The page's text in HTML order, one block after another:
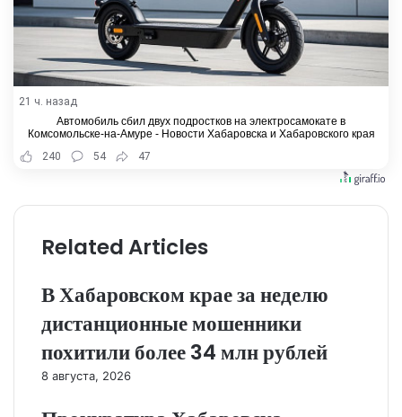
21 ч. назад
Автомобиль сбил двух подростков на электросамокате в
Комсомольске-на-Амуре - Новости Хабаровска и Хабаровского края
240
54 47
Related Articles
В Хабаровском крае за неделю
дистанционные мошенники
похитили более 34 млн рублей
8 августа, 2026